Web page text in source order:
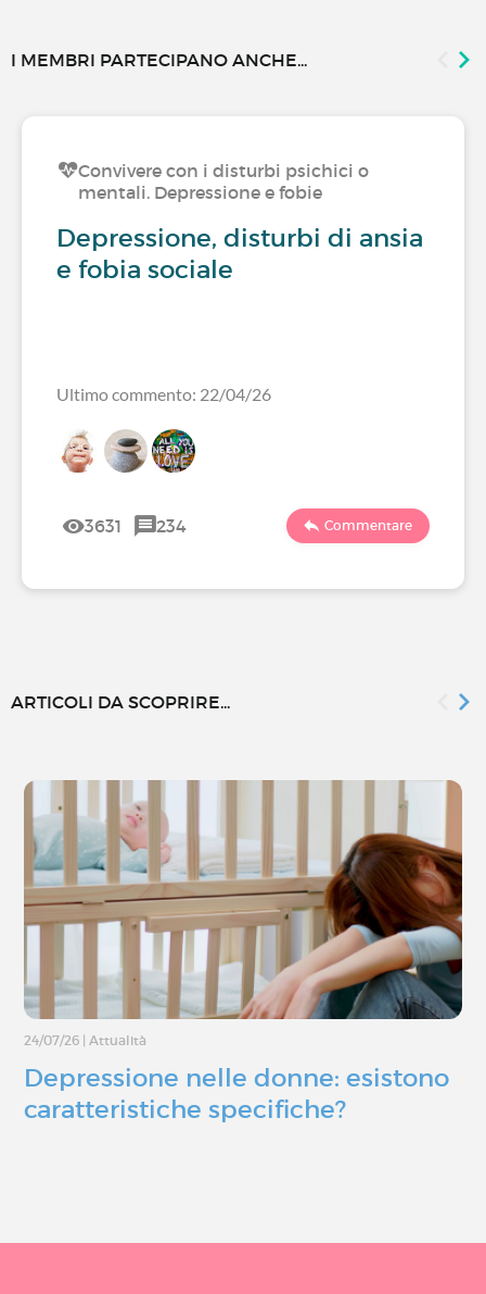
I MEMBRI PARTECIPANO ANCHE...
Convivere con i disturbi psichici o
mentali. Depressione e fobie
Depressione, disturbi di ansia
e fobia sociale
Ultimo commento: 22/04/26
3631 234 Commentare
ARTICOLI DA SCOPRIRE...
24/07/26 | Attualità
Depressione nelle donne: esistono
caratteristiche specifiche?